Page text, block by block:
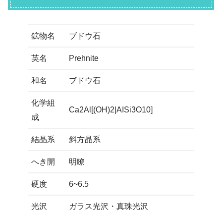
鉱物名 ブドウ石
英名 Prehnite
和名 ブドウ石
化学組
成
Ca2Al[(OH)2|AISi3O10]
結晶系 斜方晶系
へき開 明瞭
硬度 6~6.5
光沢 ガラス光沢・真珠光沢